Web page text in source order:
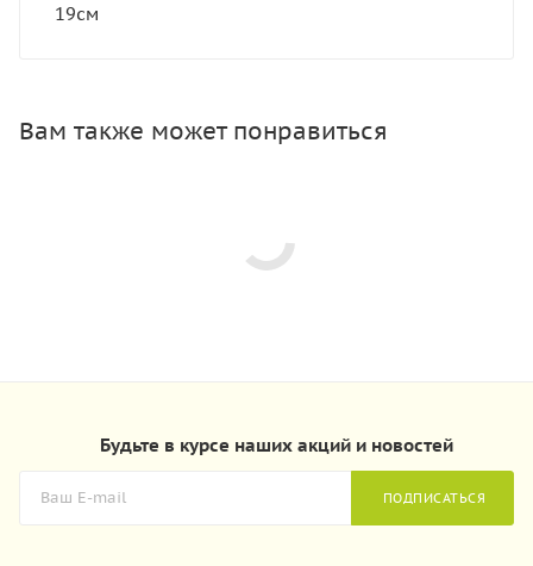
19см
Вам также может понравиться
Будьте в курсе наших акций и новостей
ПОДПИСАТЬСЯ